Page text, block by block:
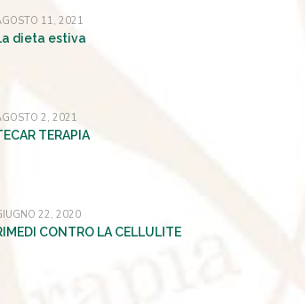
11, 2021
dieta estiva
2, 2021
TERAPIA
22, 2020
CONTRO LA CELLULITE